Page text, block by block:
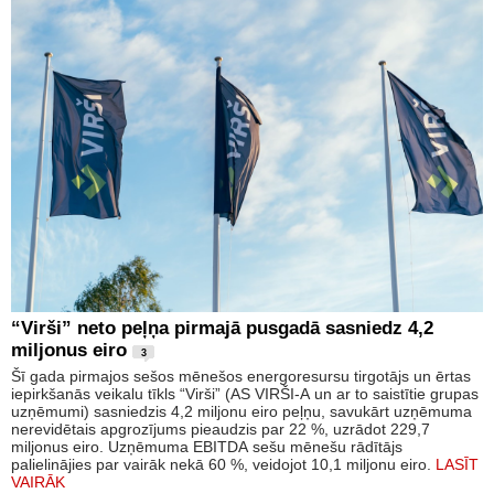
“Virši” neto peļņa pirmajā pusgadā sasniedz 4,2
miljonus eiro
3
Šī gada pirmajos sešos mēnešos energoresursu tirgotājs un ērtas
iepirkšanās veikalu tīkls “Virši” (AS VIRŠI-A un ar to saistītie grupas
uzņēmumi) sasniedzis 4,2 miljonu eiro peļņu, savukārt uzņēmuma
nerevidētais apgrozījums pieaudzis par 22 %, uzrādot 229,7
miljonus eiro. Uzņēmuma EBITDA sešu mēnešu rādītājs
palielinājies par vairāk nekā 60 %, veidojot 10,1 miljonu eiro. LASĪT
VAIRĀK